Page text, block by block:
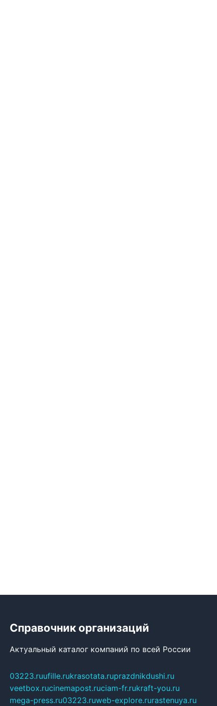
Справочник организаций
Актуальный каталог компаний по всей России
03223.ruufille.rukrasotata.ruprazdnikdushi.ru
veetbox.rucinemapost.ruciam-fr.rukraft-you.ru
mega-press.ru03223.ruweb-explore.rurastenuya.ru